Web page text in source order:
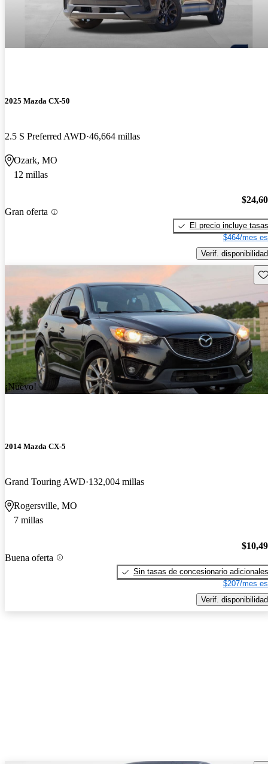
2025 Mazda CX-50
2.5 S Preferred AWD 46,664 millas
Ozark, MO
12 millas
Gran oferta
El precio incluye tasas
$464/mes
Verif. disponibilidad
¡Nuevo!
2014 Mazda CX-5
Grand Touring AWD 132,004 millas
Rogersville, MO
7 millas
Buena oferta
Sin tasas de concesionario adicionales
$207/mes
Verif. disponibilidad